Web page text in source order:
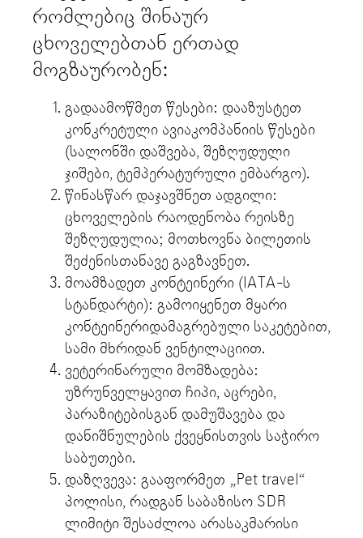
რომლებიც შინაურ
ცხოველებთან ერთად
მოგზაურობენ:
გადაამოწმეთ წესები: დააზუსტეთ
კონკრეტული ავიაკომპანიის წესები
(სალონში დაშვება, შეზღუდული
ჯიშები, ტემპერატურული ემბარგო).
წინასწარ დაჯავშნეთ ადგილი:
ცხოველების რაოდენობა რეისზე
შეზღუდულია; მოთხოვნა ბილეთის
შეძენისთანავე გაგზავნეთ.
მოამზადეთ კონტეინერი (IATA-ს
სტანდარტი): გამოიყენეთ მყარი
კონტეინერიდამაგრებული საკეტებით,
სამი მხრიდან ვენტილაციით.
ვეტერინარული მომზადება:
უზრუნველყავით ჩიპი, აცრები,
პარაზიტებისგან დამუშავება და
დანიშნულების ქვეყნისთვის საჭირო
საბუთები.
დაზღვევა: გააფორმეთ „Pet travel“
პოლისი, რადგან საბაზისო SDR
ლიმიტი შესაძლოა არასაკმარისი